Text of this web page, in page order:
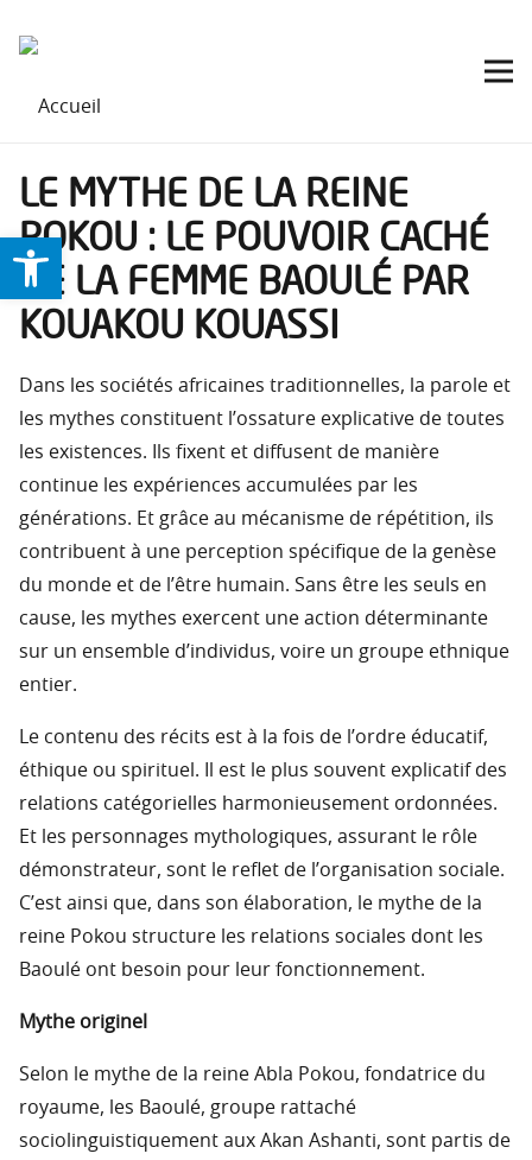
LE MYTHE DE LA REINE
POKOU : LE POUVOIR CACHÉ
DE LA FEMME BAOULÉ PAR
KOUAKOU KOUASSI
Dans les sociétés africaines traditionnelles, la parole et
les mythes constituent l’ossature explicative de toutes
les existences. Ils fixent et diffusent de manière
continue les expériences accumulées par les
générations. Et grâce au mécanisme de répétition, ils
contribuent à une perception spécifique de la genèse
du monde et de l’être humain. Sans être les seuls en
cause, les mythes exercent une action déterminante
sur un ensemble d’individus, voire un groupe ethnique
entier.
Le contenu des récits est à la fois de l’ordre éducatif,
éthique ou spirituel. Il est le plus souvent explicatif des
relations catégorielles harmonieusement ordonnées.
Et les personnages mythologiques, assurant le rôle
démonstrateur, sont le reflet de l’organisation sociale.
C’est ainsi que, dans son élaboration, le mythe de la
reine Pokou structure les relations sociales dont les
Baoulé ont besoin pour leur fonctionnement.
Mythe originel
Selon le mythe de la reine Abla Pokou, fondatrice du
royaume, les Baoulé, groupe rattaché
sociolinguistiquement aux Akan Ashanti, sont partis de
Ouvrir la barre d’outils